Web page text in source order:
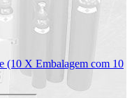
(10 X Embalagem com 10